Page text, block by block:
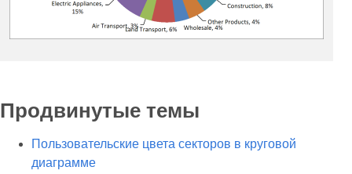
Продвинутые темы
Пользовательские цвета секторов в круговой
диаграмме